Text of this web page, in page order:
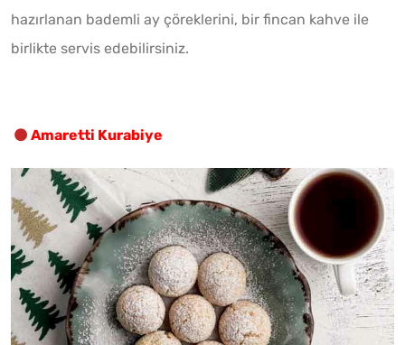
hazırlanan bademli ay çöreklerini, bir fincan kahve ile
birlikte servis edebilirsiniz.
Amaretti Kurabiye